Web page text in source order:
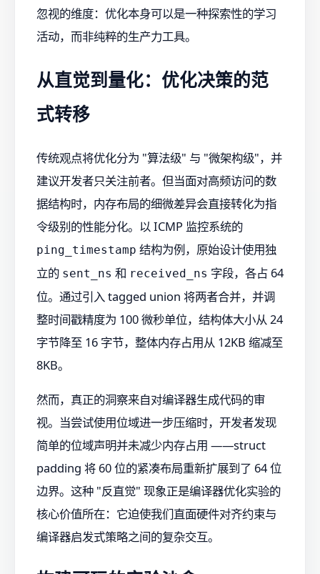
忽视的维度：优化本身可以是一种探索性的学习
活动，而非纯粹的生产力工具。
从直觉到量化：优化决策的范
式转移
传统观点将优化分为 "算法级" 与 "微架构级"，并
建议开发者只关注前者。但当面对高频访问的数
据结构时，内存布局的细微差异会直接转化为指
令级别的性能分化。以 ICMP 监控系统的
ping_timestamp 结构为例，原始设计使用独
立的 sent_ns 和 received_ns 字段，各占 64
位。通过引入 tagged union 将两者合并，并调
整时间戳精度为 100 微秒单位，结构体大小从 24
字节降至 16 字节，整体内存占用从 12KB 缩减至
8KB。
然而，真正的洞察来自对编译器生成代码的审
视。当尝试使用位域进一步压缩时，开发者发现
简单的位域声明并未减少内存占用 ——struct
padding 将 60 位的紧凑布局重新扩展到了 64 位
边界。这种 "反直觉" 现象正是编译器优化实验的
核心价值所在：它迫使我们直面硬件对齐约束与
编译器启发式策略之间的复杂交互。